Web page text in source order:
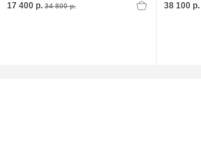
17 400 р. 34 800 р. 38 100 р.